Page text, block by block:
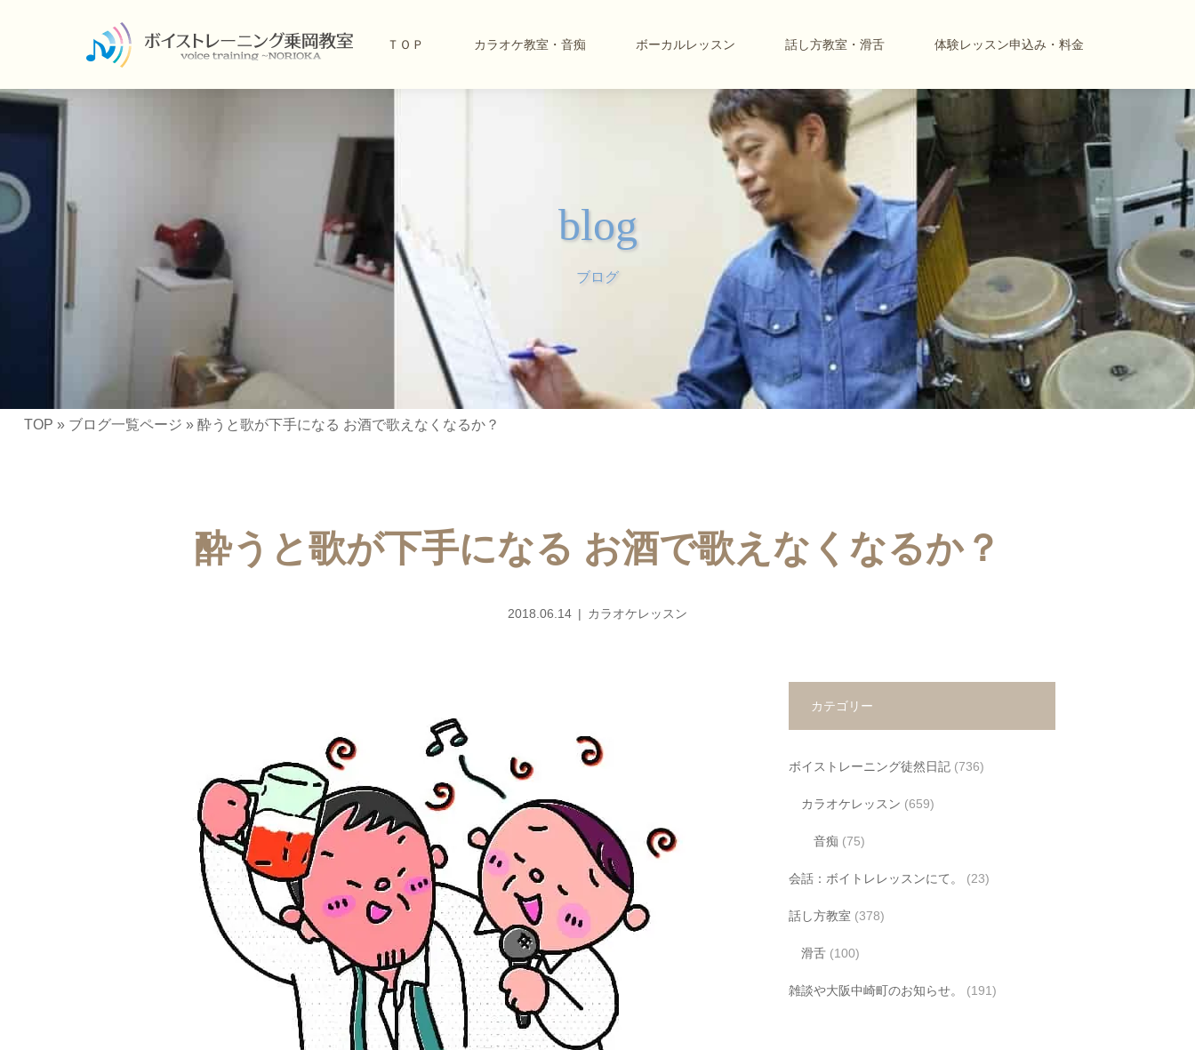
ＴＯＰ カラオケ教室・音痴 ボーカルレッスン 話し方教室・滑舌 体験レッスン申込み・料金
blog
ブログ
TOP » ブログ一覧ページ » 酔うと歌が下手になる お酒で歌えなくなるか？
酔うと歌が下手になる お酒で歌えなくなるか？
2018.06.14 カラオケレッスン
カテゴリー
ボイストレーニング徒然日記(736)
カラオケレッスン (659)
音痴 (75)
会話：ボイトレレッスンにて。 (23)
話し方教室 (378)
滑舌(100)
雑談や大阪中崎町のお知らせ。 (191)